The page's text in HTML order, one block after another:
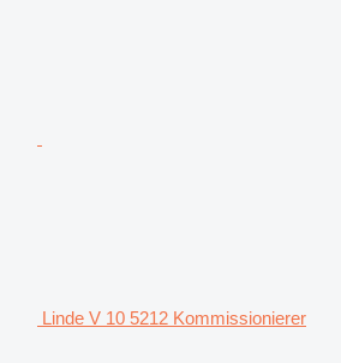
Linde V 10 5212 Kommissionierer